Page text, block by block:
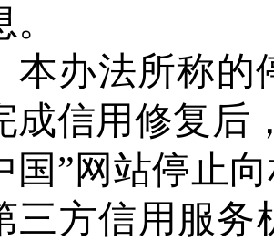
。
本办法所称的
成信用修复后
国”网站停止
三方信用服务